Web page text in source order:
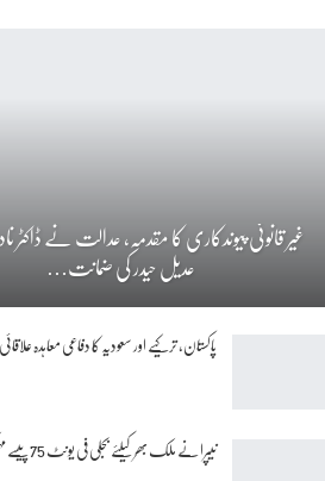
غیر قانونی پیوندکاری کا مقدمہ، عدالت نے ڈاکٹر
عدیل حیدر کی ضمانت…
پاکستان، ترکیے اور سعودیہ کا دفاعی معاہدہ
نیپرا نے ملک بھر کیلئے بجلی فی یونٹ 75 پیسے مہنگی کردی